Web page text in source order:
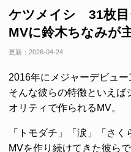
ケツメイシ 31枚目
MVに鈴木ちなみが
更新： 2026-04-24
2016年にメジャーデビュー
そんな彼らの特徴といえば
オリティで作られるMV。
「トモダチ」「涙」「さ
MVを作り続けてきた彼ら